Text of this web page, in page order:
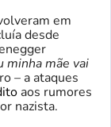
em
desde
minha mãe vai
– a ataques
aos rumores
nazista.